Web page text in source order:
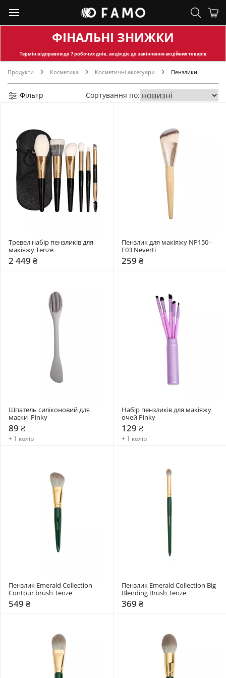
ФІНАЛЬНІ ЗНИЖКИ
Термін відправкидо 7 робочих днів, акція діє до закінчення акційних товарів
Продукти Косметика Косметичні аксесуари Пензлики
Фільтр Сортування по:
Тревел набір пензликів для
макіяжу Tenze
2 449 ₴
Пензлик для макіяжу NP150 -
F03 Neverti
259 ₴
Шпатель силіконовий для
маски  Pinky
89 ₴
+ 1 колір
Набір пензликів для макіяжу
очей Pinky
129 ₴
+ 1 колір
Пензлик Emerald Collection
Contour brush Tenze
549 ₴
Пензлик Emerald Collection Big
Blending Brush Tenze
369 ₴